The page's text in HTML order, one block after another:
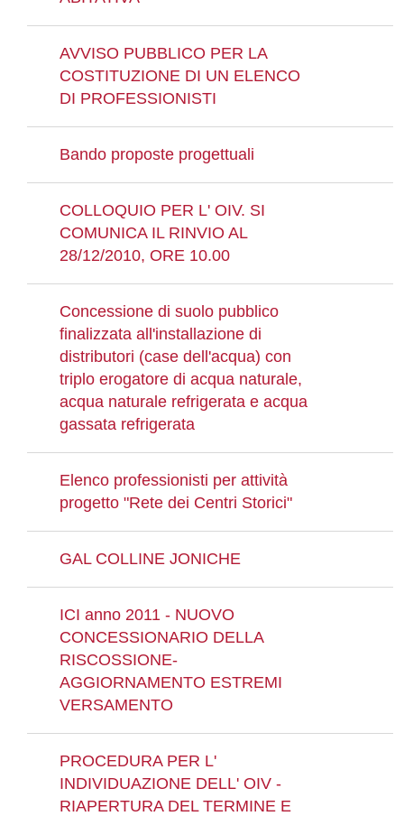
AVVISO PUBBLICO PER LA
COSTITUZIONE DI UN ELENCO
DI PROFESSIONISTI
Bando proposte progettuali
COLLOQUIO PER L' OIV. SI
COMUNICA IL RINVIO AL
28/12/2010, ORE 10.00
Concessione di suolo pubblico
finalizzata all'installazione di
distributori (case dell'acqua) con
triplo erogatore di acqua naturale,
acqua naturale refrigerata e acqua
gassata refrigerata
Elenco professionisti per attività
progetto "Rete dei Centri Storici"
GAL COLLINE JONICHE
ICI anno 2011 - NUOVO
CONCESSIONARIO DELLA
RISCOSSIONE-
AGGIORNAMENTO ESTREMI
VERSAMENTO
PROCEDURA PER L'
INDIVIDUAZIONE DELL' OIV -
RIAPERTURA DEL TERMINE E